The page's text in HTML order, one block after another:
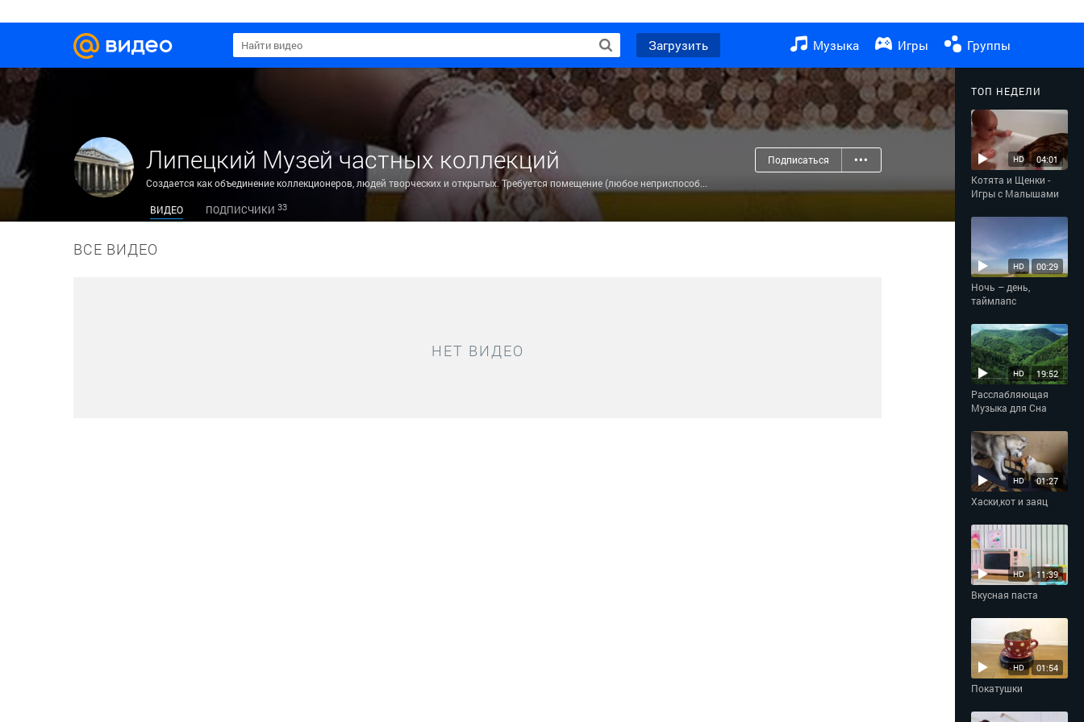
Загрузить Музыка Игры Группы
Липецкий Музей частных коллекций Подписаться •••
ВИДЕО ПОДПИСЧИКИ 33
ВСЕ ВИДЕО
НЕТ ВИДЕО
ТОП НЕДЕЛИ
04:01
HD
Котята и Щенки -
Игры с Малышами
00:29
HD
Ночь – день,
таймлапс
19:52
HD
Расслабляющая
Музыка для Сна
01:27
HD
Хаски,кот и заяц
11:39
HD
Вкусная паста
01:54
HD
Покатушки